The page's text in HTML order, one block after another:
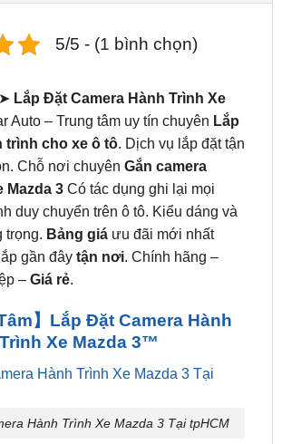
Lắp Đặt Camera Hành Trình Xe
trình cho xe ô tô. Dịch vụ lắp đặt tận
Chỗ nơi chuyên Gắn camera
Mazda 3Có tác dụng ghi lại mọi
duy chuyển trên ô tô. Kiểu dáng và
trọng.Bảng giáưu đãi mới nhất
lắp gần đâytận nơi. Chính hãng –
–Giá rẻ.
】Lắp Đặt Camera Hành
Hành Trình Xe Mazda 3 Tại tpHCM
Hành Trình Cho Ô Tô Tại